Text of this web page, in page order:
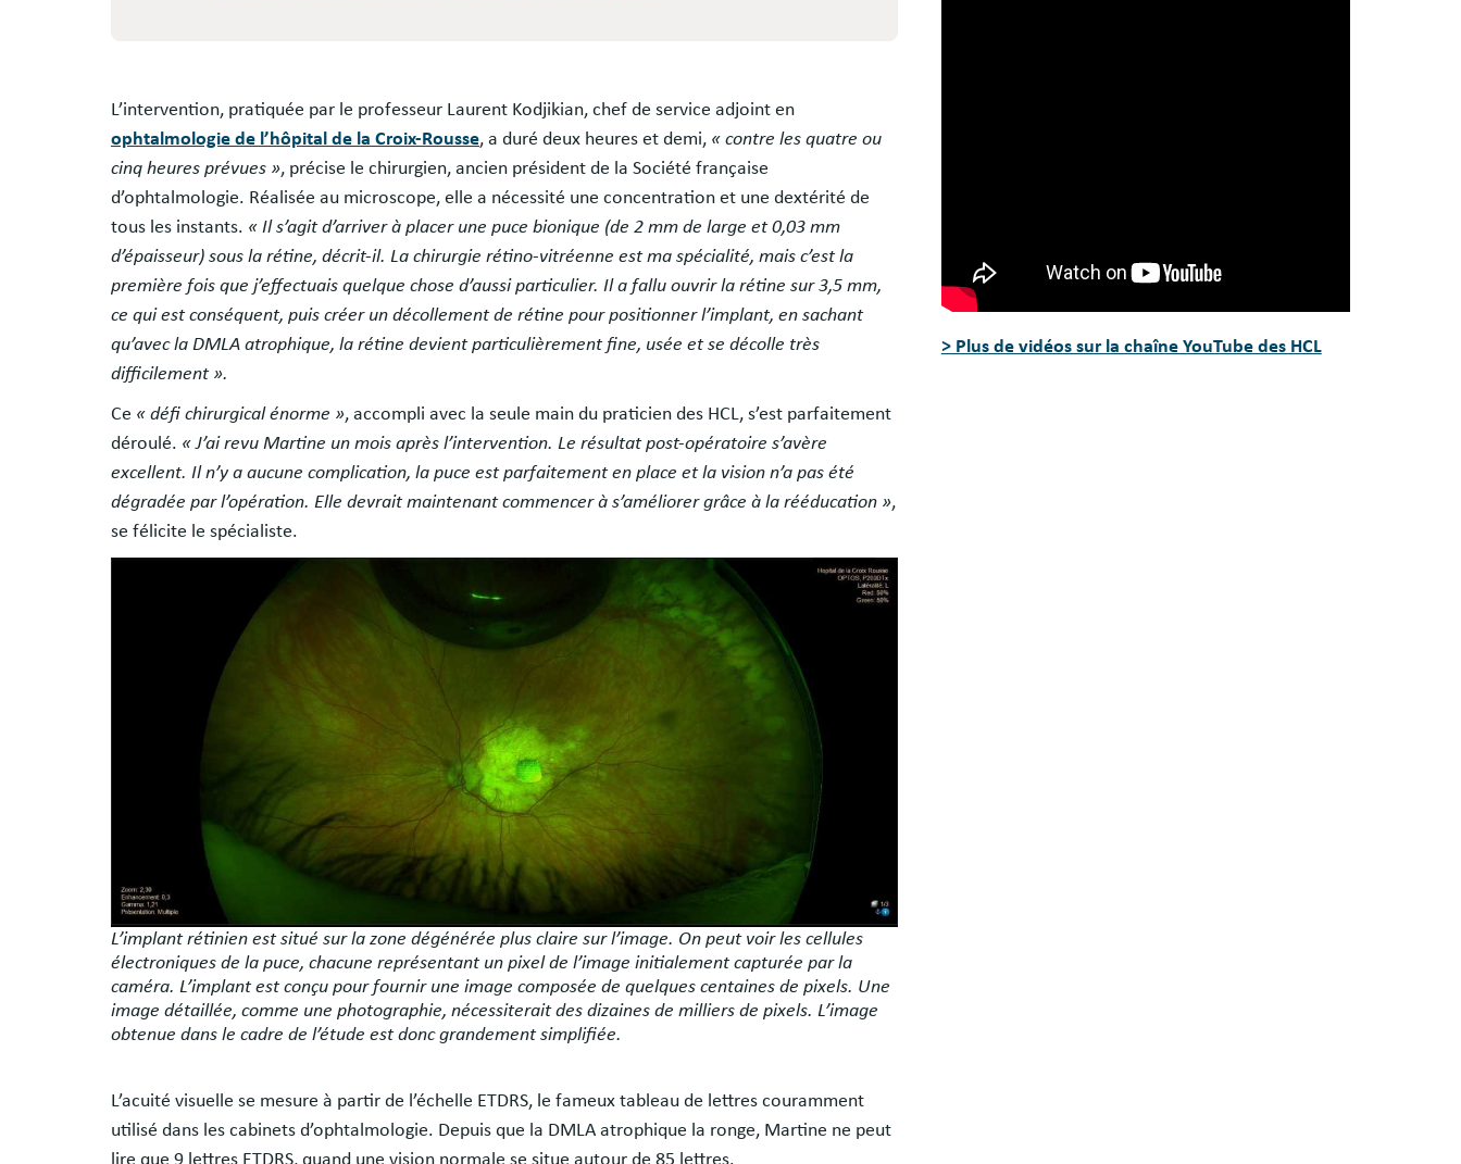
L’intervention, pratiquée par le professeur Laurent Kodjikian, chef de service adjoint en
ophtalmologie de l’hôpital de la Croix-Rousse, a duré deux heures et demi, « contre les quatre ou
cinq heures prévues », précise le chirurgien, ancien président de la Société française
d’ophtalmologie. Réalisée au microscope, elle a nécessité une concentration et une dextérité de
tous les instants. « Il s’agit d’arriver à placer une puce bionique (de 2 mm de large et 0,03 mm
d’épaisseur) sous la rétine, décrit-il. La chirurgie rétino-vitréenne est ma spécialité, mais c’est la
première fois que j’effectuais quelque chose d’aussi particulier. Il a fallu ouvrir la rétine sur 3,5 mm,
ce qui est conséquent, puis créer un décollement de rétine pour positionner l’implant, en sachant
qu’avec la DMLA atrophique, la rétine devient particulièrement fine, usée et se décolle très
difficilement ».
Ce « défi chirurgical énorme », accompli avec la seule main du praticien des HCL, s’est parfaitement
déroulé. « J’ai revu Martine un mois après l’intervention. Le résultat post-opératoire s’avère
excellent. Il n’y a aucune complication, la puce est parfaitement en place et la vision n’a pas été
dégradée par l’opération. Elle devrait maintenant commencer à s’améliorer grâce à la rééducation »,
se félicite le spécialiste.
L’implant rétinien est situé sur la zone dégénérée plus claire sur l’image. On peut voir les cellules
électroniques de la puce, chacune représentant un pixel de l’image initialement capturée par la
caméra. L’implant est conçu pour fournir une image composée de quelques centaines de pixels. Une
image détaillée, comme une photographie, nécessiterait des dizaines de milliers de pixels. L’image
obtenue dans le cadre de l’étude est donc grandement simplifiée.
L’acuité visuelle se mesure à partir de l’échelle ETDRS, le fameux tableau de lettres couramment
utilisé dans les cabinets d’ophtalmologie. Depuis que la DMLA atrophique la ronge, Martine ne peut
> Plus de vidéos sur la chaîne YouTube des HCL